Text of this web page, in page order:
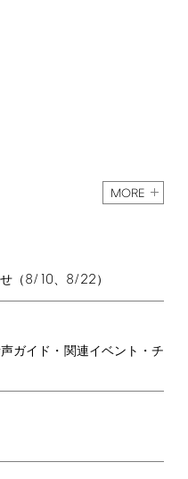
MORE
（8/10、 8/22）
ガイド・関連イベント・チ